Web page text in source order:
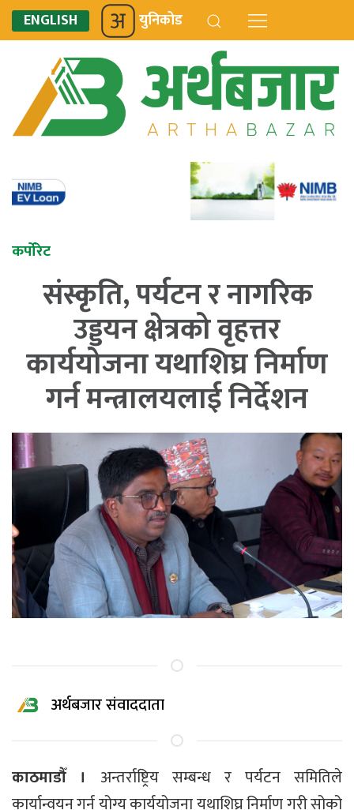
ENGLISH युनिकोड
कर्पोरेट
संस्कृति, पर्यटन र नागरिक
उड्डयन क्षेत्रको वृहत्तर
कार्ययोजना यथाशिघ्र निर्माण
गर्न मन्त्रालयलाई निर्देशन
अर्थबजार संवाददाता
काठमाडौँ । अन्तर्राष्ट्रिय सम्बन्ध र पर्यटन समितिले